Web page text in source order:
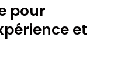
pour
et